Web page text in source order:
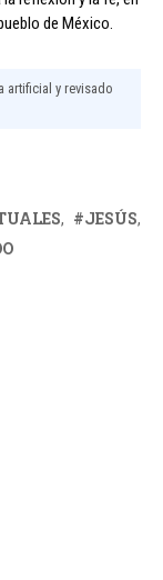
de México.
artificial y revisado
JESÚS